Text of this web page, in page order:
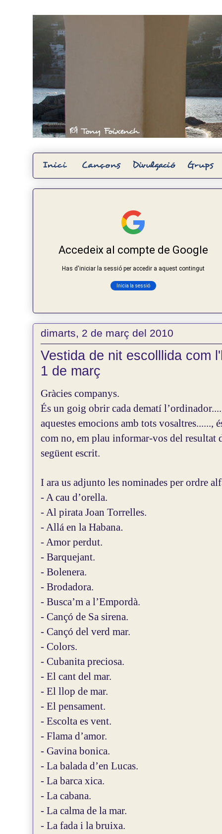
dimarts, 2 de març del 2010
Vestida de nit escolllida com
1 de març
Gràcies companys.
És un goig obrir cada dematí
aquestes emocions amb tots
com no, em plau informar-vos del resultat
següent escrit.
I ara us adjunto les nominades per ordre
- A cau d’orella.
- Al pirata Joan Torrelles.
- Allá en la Habana.
- Amor perdut.
- Barquejant.
- Bolenera.
- Brodadora.
- Busca’m a l’Empordà.
- Cançó de Sa sirena.
- Cançó del verd mar.
- Colors.
- Cubanita preciosa.
- El cant del mar.
- El llop de mar.
- El pensament.
- Escolta es vent.
- Flama d’amor.
- Gavina bonica.
- La balada d’en Lucas.
- La barca xica.
- La cabana.
- La calma de la mar.
- La fada i la bruixa.